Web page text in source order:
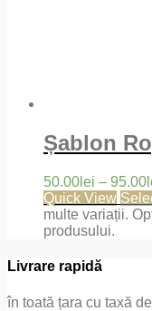
Șablon
50.00 lei – 95.00
Quick View
multe variații.
produsului.
Livrare rapidă
în toată țara cu taxă